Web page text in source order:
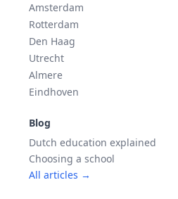
Amsterdam
Rotterdam
Den Haag
Utrecht
Almere
Eindhoven
Blog
Dutch education explained
Choosing a school
All articles →